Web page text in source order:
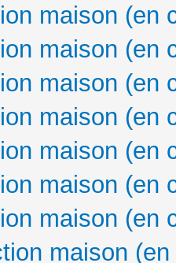
maison (en
maison (en
maison (en
maison (en
maison (en
maison (en
maison (en
maison